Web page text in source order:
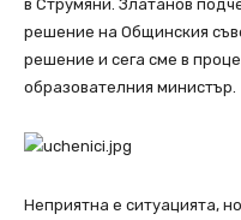
в Струмяни. Златанов
решение на Общинския
решение и сега сме в
образователния министър.
Неприятна е ситуацията,